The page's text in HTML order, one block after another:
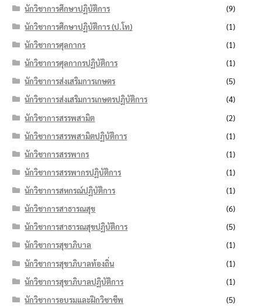
นักวิชาการศึกษาปฏิบัติการ
(9)
นักวิชาการศึกษาปฏิบัติการ (ป.โท)
(1)
นักวิชาการศุลกากร
(1)
นักวิชาการศุลกากรปฏิบัติการ
(1)
นักวิชาการส่งเสริมการเกษตร
(5)
นักวิชาการส่งเสริมการเกษตรปฏิบัติการ
(4)
นักวิชาการสรรพสามิต
(2)
นักวิชาการสรรพสามิตปฏิบัติการ
(1)
นักวิชาการสรรพากร
(1)
นักวิชาการสรรพากรปฏิบัติการ
(1)
นักวิชาการสหกรณ์ปฏิบัติการ
(1)
นักวิชาการสาธารณสุข
(6)
นักวิชาการสาธารณสุขปฏิบัติการ
(5)
นักวิชาการสุขาภิบาล
(1)
นักวิชาการสุขาภิบาลท้องถิ่น
(1)
นักวิชาการสุขาภิบาลปฏิบัติการ
(1)
นักวิชาการอบรมและฝึกวิชาชีพ
(5)